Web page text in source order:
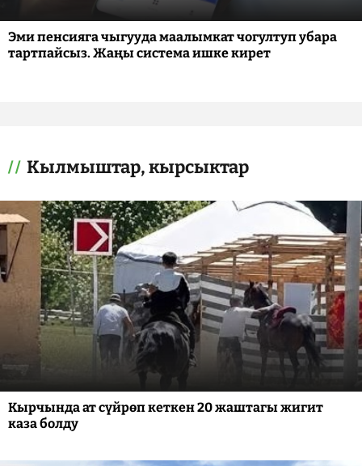
Эми пенсияга чыгууда маалымкат чогултуп убара
тартпайсыз. Жаңы система ишке кирет
Кылмыштар, кырсыктар
Кырчында ат сүйрөп кеткен 20 жаштагы жигит
каза болду